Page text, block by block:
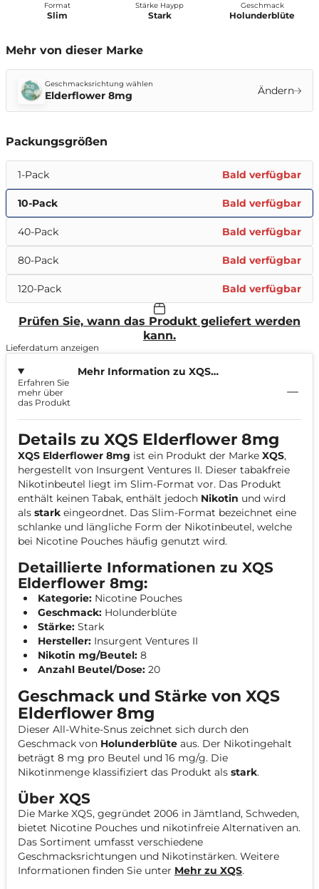
Format
Slim
Stärke Haypp
Stark
Geschmack
Holunderblüte
Mehr von dieser Marke
Geschmacksrichtung wählen
Elderflower 8mg Ändern
Packungsgrößen
1-Pack Bald verfügbar
10-Pack Bald verfügbar
40-Pack Bald verfügbar
80-Pack Bald verfügbar
120-Pack Bald verfügbar
Prüfen Sie, wann das Produkt geliefert werden
kann.
Lieferdatum anzeigen
Mehr Information zu XQS
Erfahren Sie
mehr über
das Produkt
Details zu XQS Elderflower 8mg
XQS Elderflower 8mg ist ein Produkt der Marke XQS,
hergestellt von Insurgent Ventures II. Dieser tabakfreie
Nikotinbeutel liegt im Slim-Format vor. Das Produkt
enthält keinen Tabak, enthält jedoch Nikotin und wird
als stark eingeordnet. Das Slim-Format bezeichnet eine
schlanke und längliche Form der Nikotinbeutel, welche
bei Nicotine Pouches häufig genutzt wird.
Detaillierte Informationen zu XQS
Elderflower 8mg:
Kategorie: Nicotine Pouches
Geschmack: Holunderblüte
Stärke: Stark
Hersteller: Insurgent Ventures II
Nikotin mg/Beutel: 8
Anzahl Beutel/Dose: 20
Geschmack und Stärke von XQS
Elderflower 8mg
Dieser All-White-Snus zeichnet sich durch den
Geschmack von Holunderblüte aus. Der Nikotingehalt
beträgt 8 mg pro Beutel und 16 mg/g. Die
Nikotinmenge klassifiziert das Produkt als stark.
Über XQS
Die Marke XQS, gegründet 2006 in Jämtland, Schweden,
bietet Nicotine Pouches und nikotinfreie Alternativen an.
Das Sortiment umfasst verschiedene
Geschmacksrichtungen und Nikotinstärken. Weitere
Informationen finden Sie unter Mehr zu XQS.